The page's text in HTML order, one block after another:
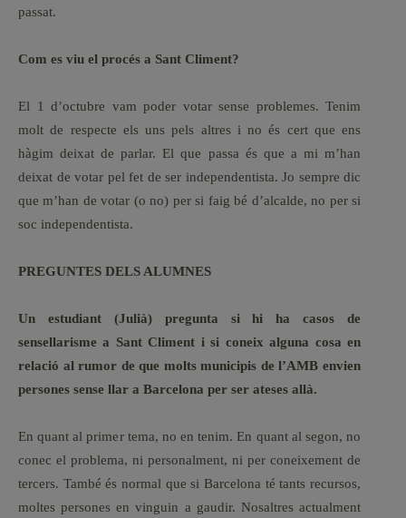
passat.
Com es viu el procés a Sant Climent?
El 1 d’octubre vam poder votar sense problemes. Tenim
molt de respecte els uns pels altres i no és cert que ens
hàgim deixat de parlar. El que passa és que a mi m’han
deixat de votar pel fet de ser independentista. Jo sempre dic
que m’han de votar (o no) per si faig bé d’alcalde, no per si
soc independentista.
PREGUNTES DELS ALUMNES
Un estudiant (Julià) pregunta si hi ha casos de
sensellarisme a Sant Climent i si coneix alguna cosa en
relació al rumor de que molts municipis de l’AMB envien
persones sense llar a Barcelona per ser ateses allà.
En quant al primer tema, no en tenim. En quant al segon, no
conec el problema, ni personalment, ni per coneixement de
tercers. També és normal que si Barcelona té tants recursos,
moltes persones en vinguin a gaudir. Nosaltres actualment